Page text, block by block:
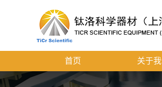
首页 关于我